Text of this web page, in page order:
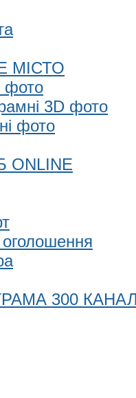
МІСТО
фото
3D фото
фото
ONLINE
оголошення
300